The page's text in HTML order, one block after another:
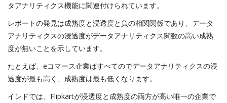
タアナリティクス機能に関連付けられています。
レポートの発見は成熟度と浸透度と負の相関関係であり、データ
アナリティクスの浸透度がデータアナリティクス関数の高い成熟
度が無いことを示しています。
たとえば、eコマース企業はすべてのでデータアナリティクスの浸
透度が最も高く、成熟度は最も低くなります。
インドでは、Flipkartが浸透度と成熟度の両方が高い唯一の企業で